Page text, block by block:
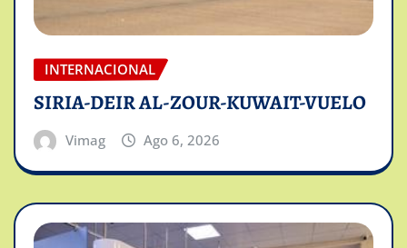
INTERNACIONAL
SIRIA-DEIR AL-ZOUR-KUWAIT-VUELO
Vimag Ago 6, 2026